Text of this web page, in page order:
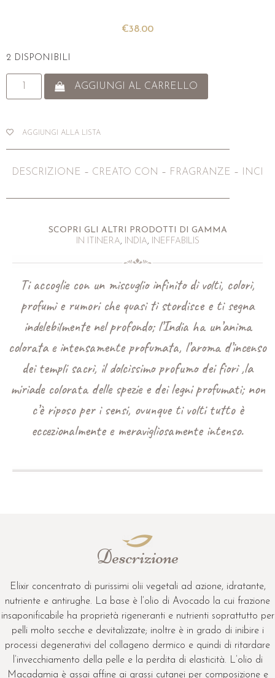
€38.00
2 DISPONIBILI
AGGIUNGI AL CARRELLO
AGGIUNGI ALLA LISTA
DESCRIZIONE – CREATO CON – FRAGRANZE – INCI
SCOPRI GLI ALTRI PRODOTTI DI GAMMA
IN ITINERA, INDIA, INEFFABILIS
Ti accoglie con un miscuglio infinito di volti, colori,
profumi e rumori che quasi ti stordisce e ti segna
indelebilmente nel profondo; l’India ha un’anima
colorata e intensamente profumata, l’aroma d’incenso
dei templi sacri, il dolcissimo profumo dei fiori ,la
miriade colorata delle spezie e dei legni profumati; non
c’è riposo per i sensi, ovunque ti volti tutto è
eccezionalmente e meravigliosamente intenso.
Descrizione
Elixir concentrato di purissimi olii vegetali ad azione, idratante,
nutriente e antirughe. La base è l’olio di Avocado la cui frazione
insaponificabile ha proprietà rigeneranti e nutrienti soprattutto per
pelli molto secche e devitalizzate; inoltre è in grado di inibire i
processi degenerativi del collageno dermico e quindi di ritardare
l’invecchiamento della pelle e la perdita di elasticità. L’olio di
Macadamia è assai affine ai grassi cutanei per composizione e